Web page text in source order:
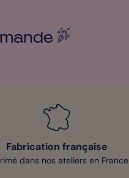
Fabrication française
dans nos ateliers en France